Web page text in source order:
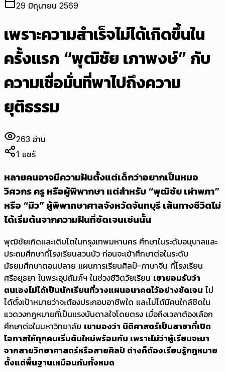
29 มิถุนายน 2569
เพราะความสำเร็จไม่ได้เกิดขึ้นใน
ครั้งแรก “พุฒิชัย เภาพงษ์” กับ
ความเชื่อมั่นที่พาไปถึงความ
ยุติธรรม
263 อ่าน
1 แชร์
หลายคนอาจมีความฝันตั้งแต่เด็กว่าอยากเป็นหมอ
วิศวกร ครู หรือผู้พิพากษา แต่สำหรับ “พุฒิชัย เผ่าพภา”
หรือ “มิว” ผู้พิพากษาศาลจังหวัดจันทบุรี เส้นทางชีวิตไม่
ได้เริ่มต้นจากความฝันที่ชัดเจนเช่นนั้น
พุฒิชัยเกิดและเติบโตในกรุงเทพมหานคร ศึกษาในระดับอนุบาลและ
ประถมศึกษาที่โรงเรียนสวนบัว ก่อนจะเข้าศึกษาต่อในระดับ
มัธยมศึกษาตอนปลาย แผนการเรียนศิลป์–ภาษาจีน ที่โรงเรียน
ศรีอยุธยา ในพระอุปถัมภ์ฯ ในช่วงชีวิตวัยเรียน เขายอมรับว่า
ตนเองไม่ได้เป็นนักเรียนที่วางแผนอนาคตไว้อย่างชัดเจน ไม่
ได้ตั้งเป้าหมายว่าจะต้องประกอบอาชีพใด และไม่ได้มีคนใกล้ชิดใน
แวดวงกฎหมายที่เป็นแรงบันดาลใจโดยตรง เมื่อถึงเวลาต้องเลือก
ศึกษาต่อในมหาวิทยาลัย เขามองว่า นิติศาสตร์เป็นสาขาที่เปิด
โอกาสให้ทุกคนเริ่มต้นใหม่พร้อมกัน เพราะไม่ว่าผู้เรียนจะมา
จากสายวิทยาศาสตร์หรือสายศิลป์ ต่างก็ต้องเรียนรู้กฎหมาย
ตั้งแต่พื้นฐานเหมือนกันทั้งหมด